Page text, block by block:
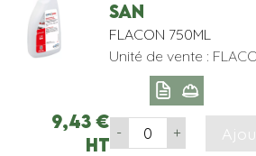
SAN
FLACON 750ML
Unité de vente :
9,43 €
HT
- +